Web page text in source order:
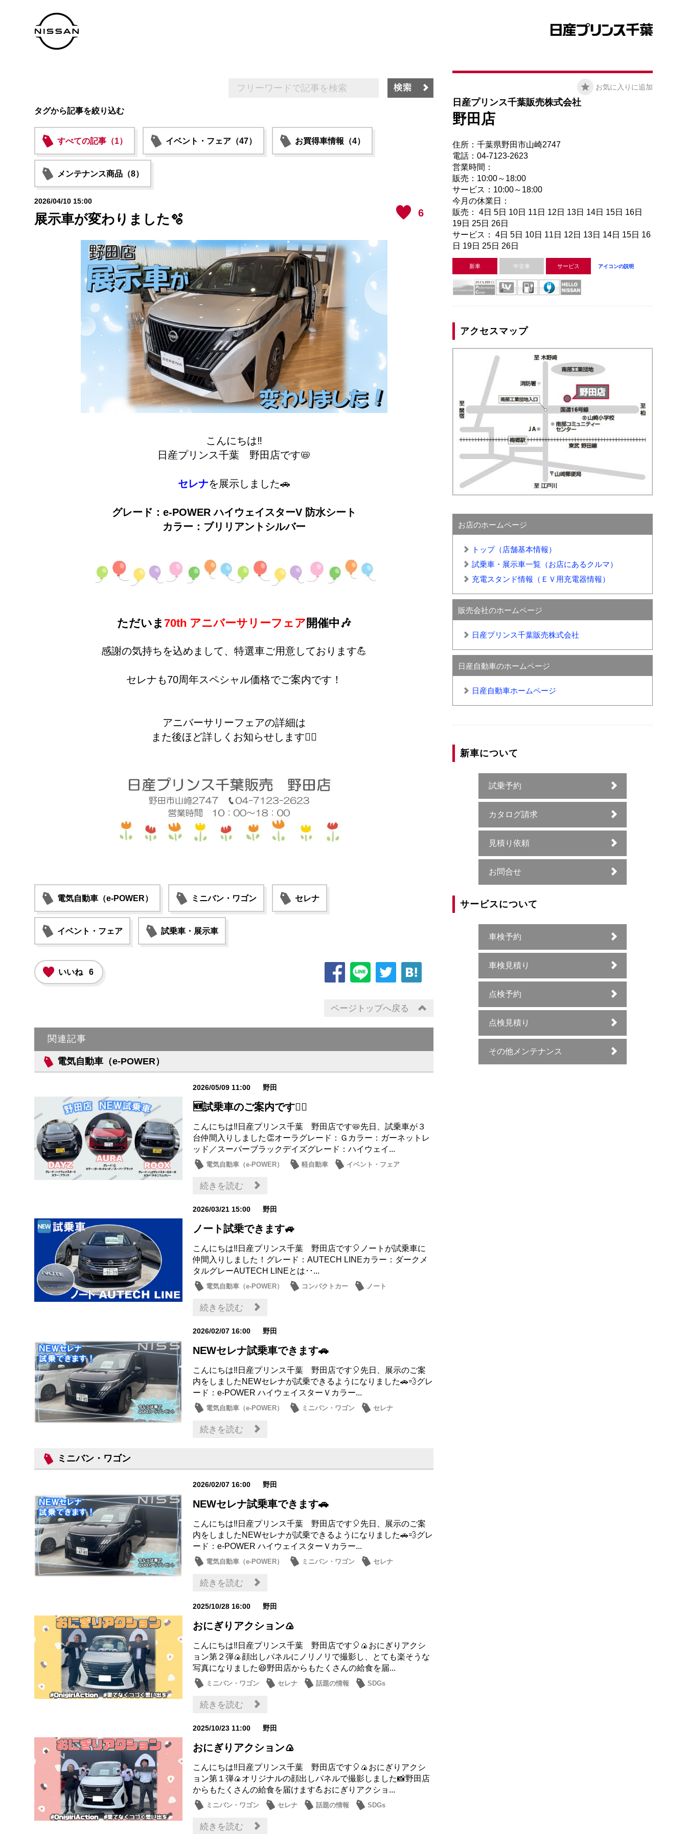
タグから記事を絞り込む
すべての記事（1） イベント・フェア（47） お買得車情報（4）
メンテナンス商品（8）
6
2026/04/10 15:00
展示車が変わりました🫧
こんにちは‼
日産プリンス千葉 野田店です📛
セレナを展示しました🚗
グレード：e-POWER ハイウェイスターV 防水シート
カラー：ブリリアントシルバー
ただいま 70th アニバーサリーフェア開催中🎶
感謝の気持ちを込めまして、特選車ご用意しております💪
セレナも70周年スペシャル価格でご案内です！
アニバーサリーフェアの詳細は
また後ほど詳しくお知らせします💁‍♀️
電気自動車（e-POWER） ミニバン・ワゴン セレナ
イベント・フェア 試乗車・展示車
いいね 6
ページトップへ戻る
関連記事
電気自動車（e-POWER）
2026/05/09 11:00 野田
🆕試乗車のご案内です💁‍♀️
こんにちは‼日産プリンス千葉 野田店です📛先日、試乗車が３
台仲間入りしました👏オーラグレード：Ｇカラー：ガーネットレ
ッド／スーパーブラックデイズグレード：ハイウェイ...
電気自動車（e-POWER） 軽自動車
イベント・フェア
続きを読む
2026/03/21 15:00 野田
ノート試乗できます🚙
こんにちは‼日産プリンス千葉 野田店です🎈ノートが試乗車に
仲間入りしました！グレード：AUTECH LINEカラー：ダークメ
タルグレーAUTECH LINEとは･･...
電気自動車（e-POWER） コンパクトカー
ノート
続きを読む
2026/02/07 16:00 野田
NEWセレナ試乗車できます🚗
こんにちは‼日産プリンス千葉 野田店です🎈先日、展示のご案
内をしましたNEWセレナが試乗できるようになりました🚗💨グレ
ード：e-POWER ハイウェイスターＶカラー...
電気自動車（e-POWER） ミニバン・ワゴン
セレナ
続きを読む
ミニバン・ワゴン
2026/02/07 16:00 野田
NEWセレナ試乗車できます🚗
こんにちは‼日産プリンス千葉 野田店です🎈先日、展示のご案
内をしましたNEWセレナが試乗できるようになりました🚗💨グレ
ード：e-POWER ハイウェイスターＶカラー...
電気自動車（e-POWER） ミニバン・ワゴン
セレナ
続きを読む
2025/10/28 16:00 野田
おにぎりアクション🍙
こんにちは‼日産プリンス千葉 野田店です🎈🍙おにぎりアクシ
ョン第２弾🍙顔出しパネルにノリノリで撮影し、とても楽そうな
写真になりました😆野田店からもたくさんの給食を届...
ミニバン・ワゴン セレナ 話題の情報 SDGs
続きを読む
2025/10/23 11:00 野田
おにぎりアクション🍙
こんにちは‼日産プリンス千葉 野田店です🎈🍙おにぎりアクシ
ョン第１弾🍙オリジナルの顔出しパネルで撮影しました📸野田店
からもたくさんの給食を届けます💪おにぎりアクショ...
ミニバン・ワゴン セレナ 話題の情報 SDGs
続きを読む
お気に入りに追加
日産プリンス千葉販売株式会社
野田店
住所：千葉県野田市山崎2747
電話：04-7123-2623
営業時間：
販売：10:00～18:00
サービス：10:00～18:00
今月の休業日：
販売： 4日 5日 10日 11日 12日 13日 14日 15日 16日
19日 25日 26日
サービス： 4日 5日 10日 11日 12日 13日 14日 15日 16
日 19日 25日 26日
新車 中古車 サービス アイコンの説明
アクセスマップ
お店のホームページ
トップ（店舗基本情報）
試乗車・展示車一覧（お店にあるクルマ）
充電スタンド情報（ＥＶ用充電器情報）
販売会社のホームページ
日産プリンス千葉販売株式会社
日産自動車のホームページ
日産自動車ホームページ
新車について
試乗予約
カタログ請求
見積り依頼
お問合せ
サービスについて
車検予約
車検見積り
点検予約
点検見積り
その他メンテナンス